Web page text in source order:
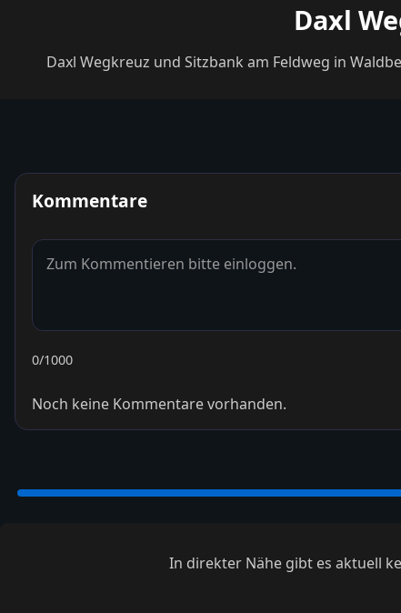
Daxl
Daxl Wegkreuz und Sitzbank am Feldweg in
Kommentare
0/1000
Noch keine Kommentare vorhanden.
In direkter Nähe gibt es aktuell